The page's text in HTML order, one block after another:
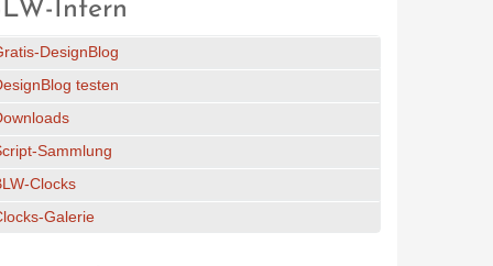
Intern
DesignBlog
testen
Sammlung
Clocks
Galerie